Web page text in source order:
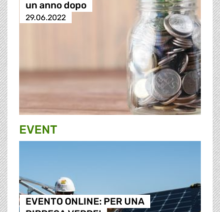
un anno dopo
29.06.2022
EVENT
EVENTO ONLINE: PER UNA